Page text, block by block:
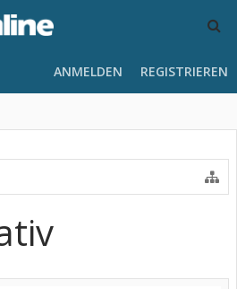
ANMELDEN REGISTRIEREN